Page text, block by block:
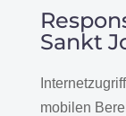
Sankt
mobilen